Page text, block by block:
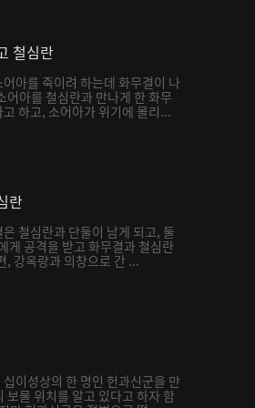
철심란
아를 죽이려 하는데 화무결이 나
어아를 철심란과 만나게 한 화무
하고, 소어아가 위기에 몰리...
란
철심란과 단둘이 남게 되고, 둘
게 공격을 받고 화무결과 철심란
, 강옥랑과 의창으로 간 ...
이성상의 한 명인 헌과신군을 만
보물 위치를 알고 있다고 하자 함